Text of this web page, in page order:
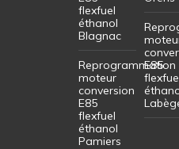
flexfuel
éthanol
Blagnac
Reprogrammation
moteur
conversion
E85
flexfuel
éthanol
Pamiers
E85